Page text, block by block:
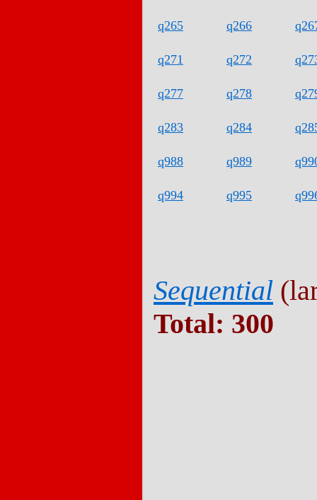
q265 q266
q271 q272
q277 q278
q283 q284
q988 q989
q994 q995
Sequential
Total: 300